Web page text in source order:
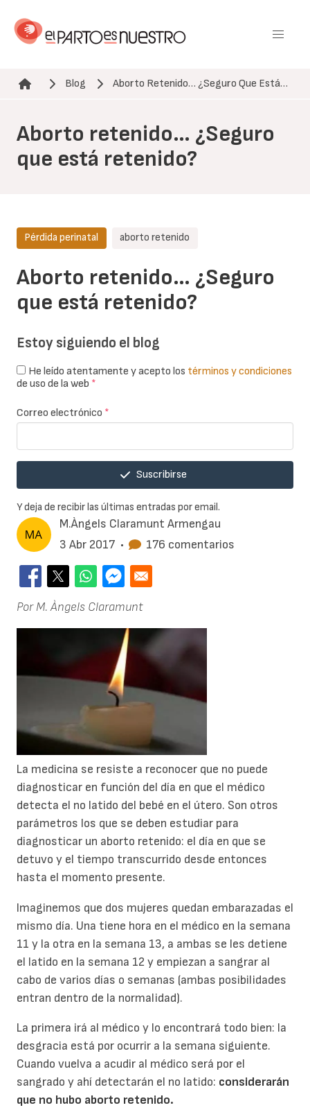
contenido
Ruta de navegación
Blog Aborto Retenido… ¿Seguro Que Está…
Aborto retenido… ¿Seguro
que está retenido?
M.Àngels Claramunt Armengau
3 Abr 2017 • 176 comentarios
Aborto retenido… ¿Seguro
que está retenido?
Pérdida perinatal aborto retenido
Por M. Àngels Claramunt
La medicina se resiste a reconocer que no puede
diagnosticar en función del día en que el médico
detecta el no latido del bebé en el útero. Son otros
parámetros los que se deben estudiar para
diagnosticar un aborto retenido: el día en que se
detuvo y el tiempo transcurrido desde entonces
hasta el momento presente.
Imaginemos que dos mujeres quedan embarazadas el
mismo día. Una tiene hora en el médico en la semana
11 y la otra en la semana 13, a ambas se les detiene
el latido en la semana 12 y empiezan a sangrar al
cabo de varios días o semanas (ambas posibilidades
entran dentro de la normalidad).
La primera irá al médico y lo encontrará todo bien: la
desgracia está por ocurrir a la semana siguiente.
Cuando vuelva a acudir al médico será por el
sangrado y ahí detectarán el no latido: considerarán
que no hubo aborto retenido.
Estoy siguiendo el blog
He leído atentamente y acepto los términos y condiciones
de uso de la web *
Correo electrónico *
Suscribirse
Y deja de recibir las últimas entradas por email.